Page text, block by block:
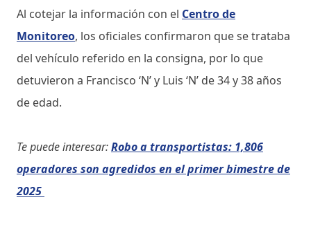
Al cotejar la información con el Centro de
Monitoreo, los oficiales confirmaron que se trataba
del vehículo referido en la consigna, por lo que
detuvieron a Francisco ‘N’ y Luis ‘N’ de 34 y 38 años
de edad.
Te puede interesar:Robo a transportistas: 1,806
operadores son agredidos en el primer bimestre de
2025